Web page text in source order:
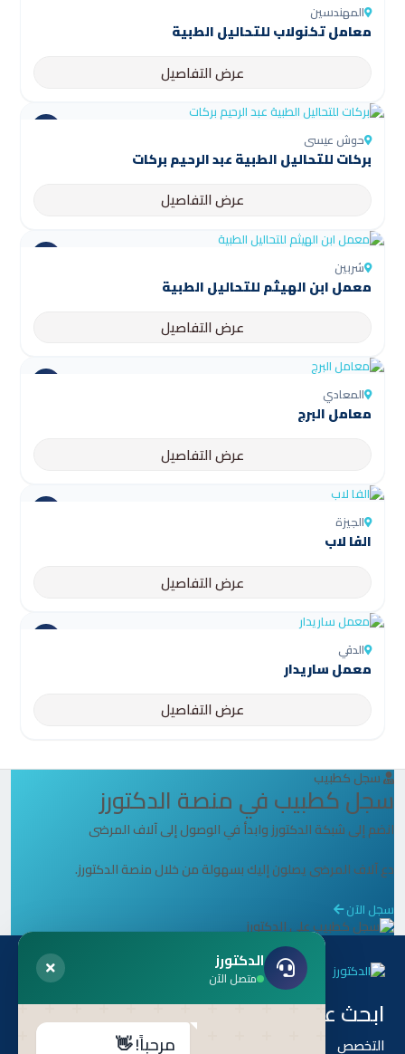
المهندسين
معامل تكنولاب للتحاليل الطبية
عرض التفاصيل
حوش عيسى
بركات للتحاليل الطبية عبد الرحيم بركات
عرض التفاصيل
شربين
عرض التفاصيل
المعادي
معامل البرج
عرض التفاصيل
الجيزة
الفا لاب
عرض التفاصيل
الدقي
معمل ساريدار
عرض التفاصيل
سجل كطبيب
سجل كطبيب في منصة الدكتورز
انضم إلى شبكة الدكتورز وابدأ في الوصول إلى آلاف المرضى
دع آلاف المرضى يصلون إليك بسهولة من خلال منصة الدكتورز.
سجل الآن
ابحث عن طريق
التخصص
هل أنت طبيب ؟
أنضم إلى أطباء الدكتورز
الدكتورز
متصل الآن
مرحباً! 👋